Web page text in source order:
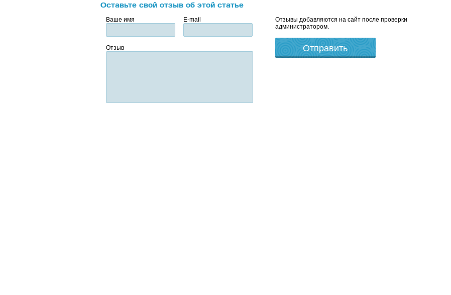
Оставьте свой отзыв об этой статье
Ваше имя E-mail
Отзыв
Отзывы добавляются на сайт после проверки
администратором.